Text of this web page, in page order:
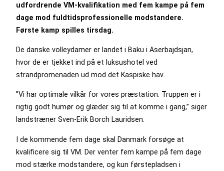
udfordrende VM-kvalifikation med fem kampe på fem
dage mod fuldtidsprofessionelle modstandere.
Første kamp spilles tirsdag.
De danske volleydamer er landet i Baku i Aserbajdsjan,
hvor de er tjekket ind på et luksushotel ved
strandpromenaden ud mod det Kaspiske hav.
”Vi har optimale vilkår for vores præstation. Truppen er i
rigtig godt humør og glæder sig til at komme i gang,” siger
landstræner Sven-Erik Borch Lauridsen.
I de kommende fem dage skal Danmark forsøge at
kvalificere sig til VM. Der venter fem kampe på fem dage
mod stærke modstandere, og kun førstepladsen i